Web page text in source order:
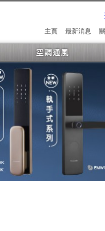
最新消息
主頁